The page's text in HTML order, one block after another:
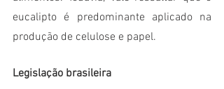
eucalipto é predominante aplicado na
produção de celulose e papel.
Legislação brasileira